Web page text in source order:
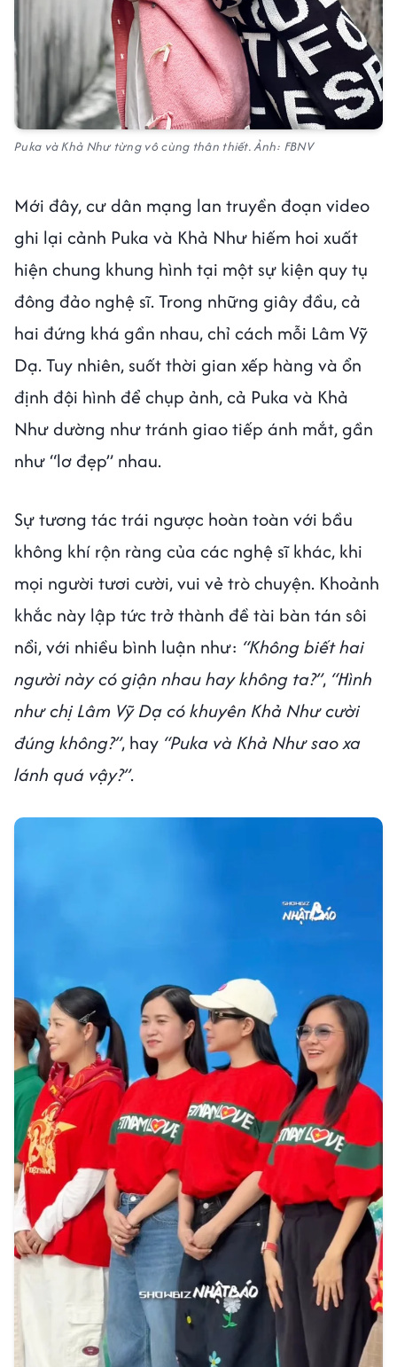
Puka và Khả Như từng vô cùng thân thiết. Ảnh: FBNV
Mới đây, cư dân mạng lan truyền đoạn video
ghi lại cảnh Puka và Khả Như hiếm hoi xuất
hiện chung khung hình tại một sự kiện quy tụ
đông đảo nghệ sĩ. Trong những giây đầu, cả
hai đứng khá gần nhau, chỉ cách mỗi Lâm Vỹ
Dạ. Tuy nhiên, suốt thời gian xếp hàng và ổn
định đội hình để chụp ảnh, cả Puka và Khả
Như dường như tránh giao tiếp ánh mắt, gần
như “lơ đẹp” nhau.
Sự tương tác trái ngược hoàn toàn với bầu
không khí rộn ràng của các nghệ sĩ khác, khi
mọi người tươi cười, vui vẻ trò chuyện. Khoảnh
khắc này lập tức trở thành đề tài bàn tán sôi
nổi, với nhiều bình luận như: “Không biết hai
người này có giận nhau hay không ta?”, “Hình
như chị Lâm Vỹ Dạ có khuyên Khả Như cười
đúng không?”, hay “Puka và Khả Như sao xa
lánh quá vậy?”.